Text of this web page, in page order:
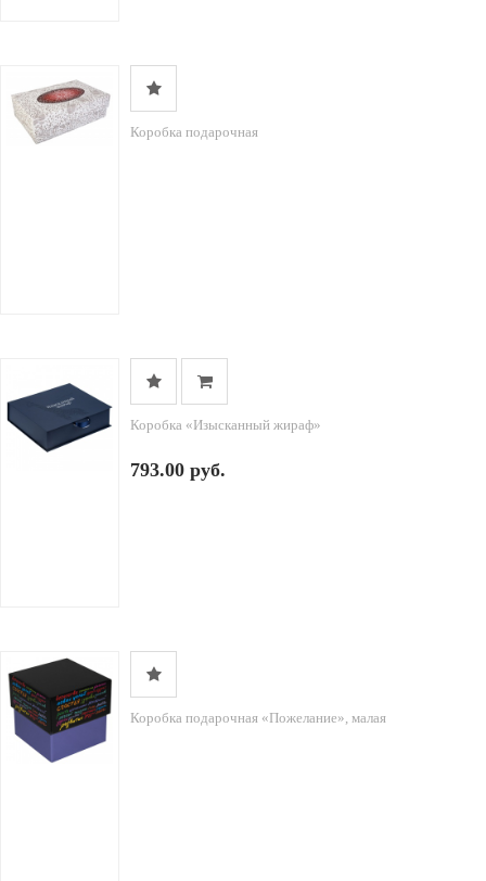
Коробка подарочная
Коробка «Изысканный жираф»
793.00 руб.
Коробка подарочная «Пожелание», малая